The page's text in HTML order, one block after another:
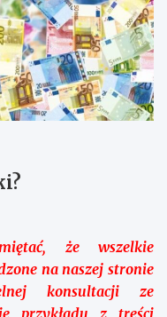
że wszelkie
na naszej stronie
konsultacji ze